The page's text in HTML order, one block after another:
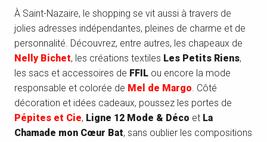
À Saint-Nazaire, le shopping se vit aussi à travers de
jolies adresses indépendantes, pleines de charme et de
personnalité. Découvrez, entre autres, les chapeaux de
Nelly Bichet, les créations textiles Les Petits Riens,
les sacs et accessoires de FFIL ou encore la mode
responsable et colorée de Mel de Margo. Côté
décoration et idées cadeaux, poussez les portes de
Pépites et Cie, Ligne 12 Mode & Déco et La
Chamade mon Cœur Bat, sans oublier les compositions